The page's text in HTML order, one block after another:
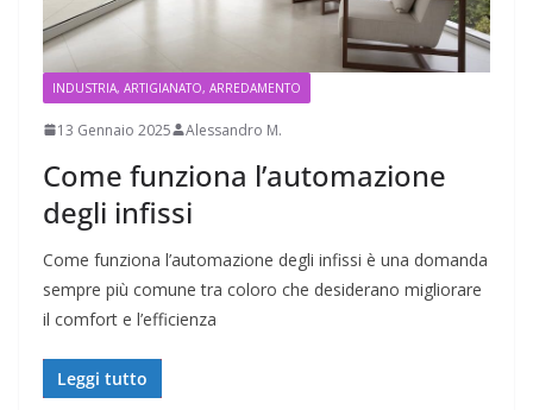
INDUSTRIA, ARTIGIANATO, ARREDAMENTO
13 Gennaio 2025 Alessandro M.
Come funziona l’automazione
degli infissi
Come funziona l’automazione degli infissi è una domanda
sempre più comune tra coloro che desiderano migliorare
il comfort e l’efficienza
Leggi tutto